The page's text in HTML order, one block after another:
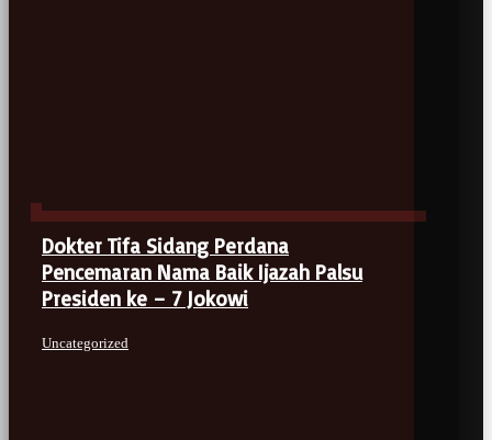
Dokter Tifa Sidang Perdana
Pencemaran Nama Baik Ijazah Palsu
Presiden ke – 7 Jokowi
Uncategorized